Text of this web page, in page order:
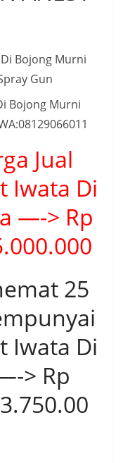
Bojong Murni
Jual
Iwata Di
—-> Rp
25
Iwata Di
> Rp